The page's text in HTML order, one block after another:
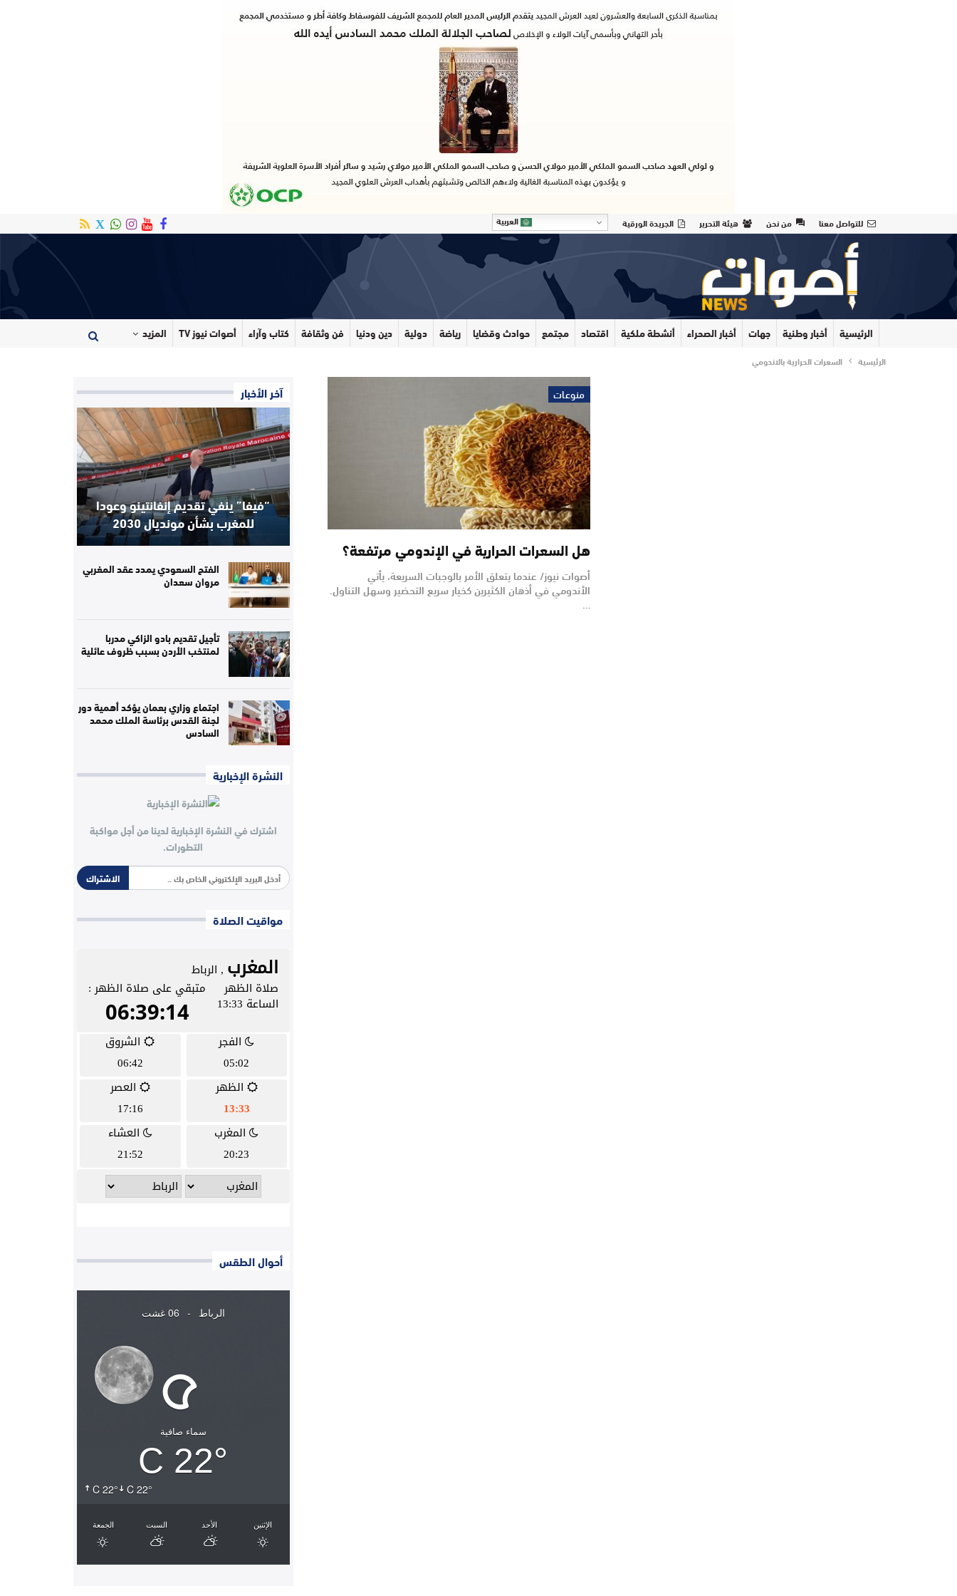
للتواصل معنا من نحن هيئة التحرير الجريدة الورقية العربية
الرئيسية أخبار وطنية جهات أخبار الصحراء أنشطة ملكية اقتصاد مجتمع حوادث وقضايا رياضة دولية دين ودنيا فن وثقافة كتاب وآراء أصوات نيوز TV المزيد
الرئيسية السعرات الحرارية بالاندومي
منوعات
هل السعرات الحرارية في الإندومي مرتفعة؟
أصوات نيوز/ عندما يتعلق الأمر بالوجبات السريعة، يأتي
الأندومي في أذهان الكثيرين كخيار سريع التحضير وسهل التناول.
…
آخر الأخبار
“فيفا” ينفي تقديم إنفانتينو وعودا
للمغرب بشأن مونديال 2030
الفتح السعودي يمدد عقد المغربي
مروان سعدان
تأجيل تقديم بادو الزاكي مدربا
لمنتخب الأردن بسبب ظروف عائلية
اجتماع وزاري بعمان يؤكد أهمية دور
لجنة القدس برئاسة الملك محمد
السادس
النشرة الإخبارية
اشترك في النشرة الإخبارية لدينا من أجل مواكبة
التطورات.
الاشتراك
مواقيت الصلاة
أحوال الطقس
الرباط - 06 غشت
22° C 22° C
سماء صافية
22° C
الجمعة السبت الأحد الإثنين